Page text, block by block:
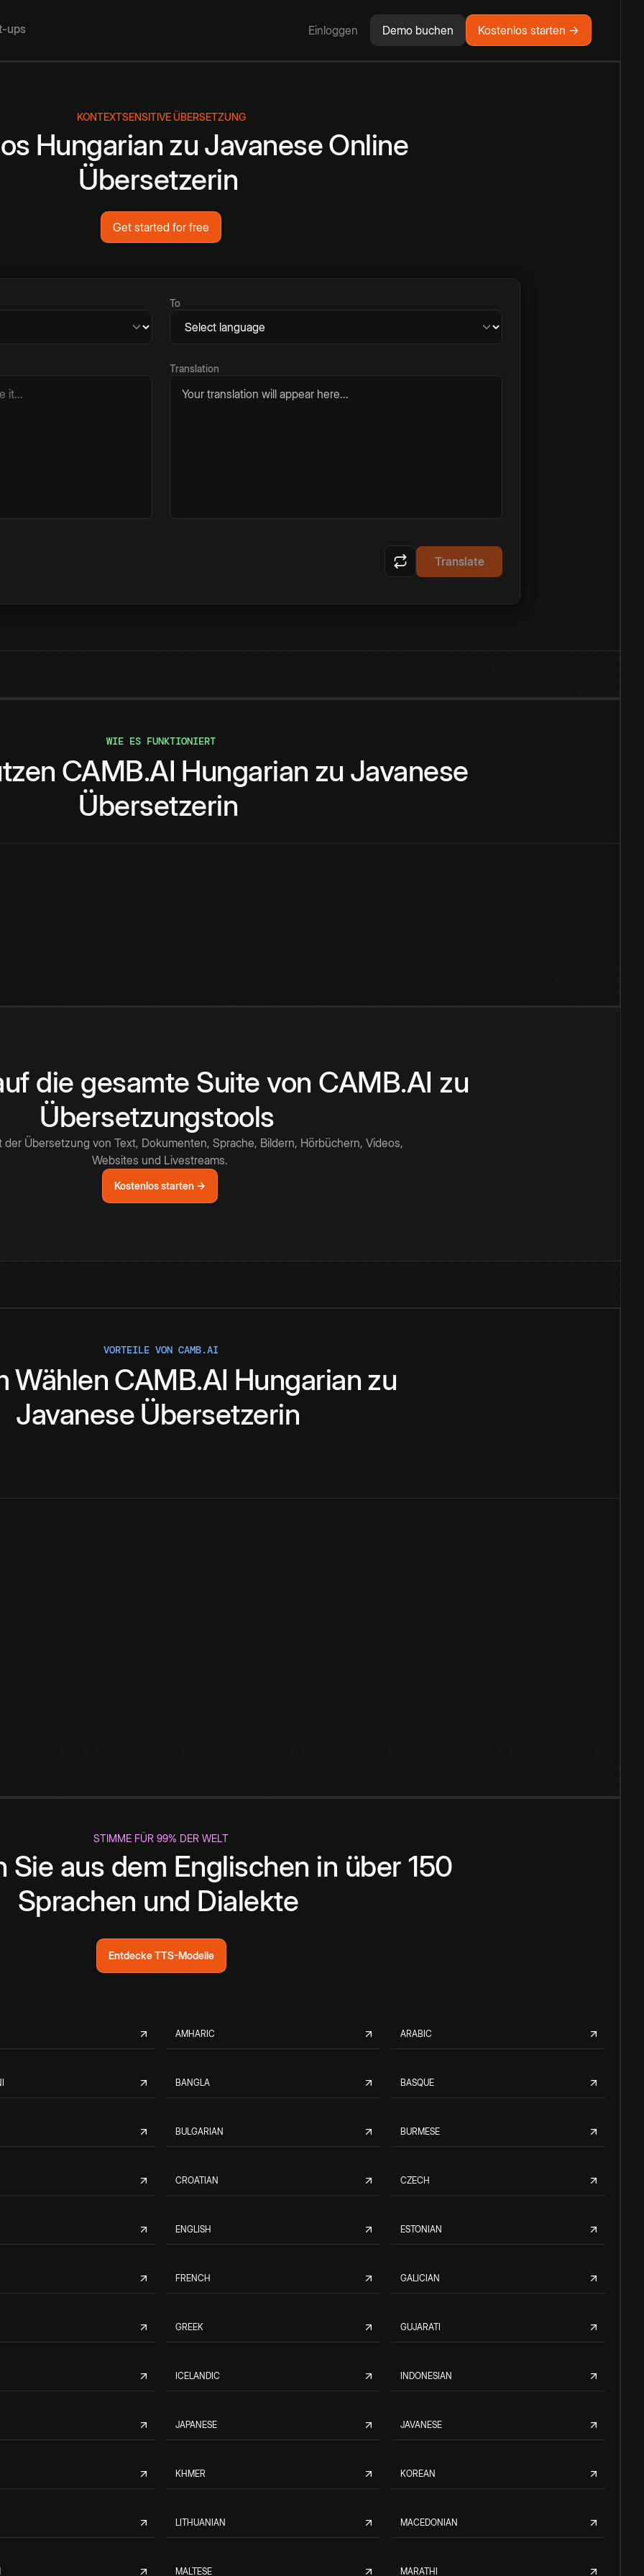
ups Einloggen Demo buchen Kostenlos starten →
KONTEXTSENSITIVE ÜBERSETZUNG
Hungarian zu JavaneseOnline
Übersetzerin
Get started for free
To
Translation
Your translation will appear here...
Translate
WIE ES FUNKTIONIERT
CAMB.AI Hungarian zu Javanese
Übersetzerin
die gesamte Suite von CAMB.AI zu
Übersetzungstools
der Übersetzung von Text, Dokumenten, Sprache, Bildern, Hörbüchern, Videos,
Websites und Livestreams.
Kostenlos starten →
VORTEILE VON CAMB.AI
Wählen CAMB.AI Hungarian zu
Javanese Übersetzerin
STIMME FÜR 99% DER WELT
Sie aus dem Englischen in über 150
Sprachen und Dialekte
Entdecke TTS-Modelle
AMHARIC ARABIC
BANGLA BASQUE
BULGARIAN BURMESE
CROATIAN CZECH
ENGLISH ESTONIAN
FRENCH GALICIAN
GREEK GUJARATI
ICELANDIC INDONESIAN
JAPANESE JAVANESE
KHMER KOREAN
LITHUANIAN MACEDONIAN
MALTESE MARATHI